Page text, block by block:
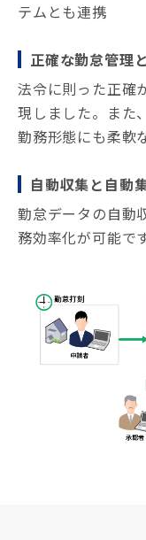
テムとも連携
正確な勤怠管理
法令に則った正確
現しました。また
勤務形態にも柔軟
自動収集と自動
勤怠データの自動
務効率化が可能で